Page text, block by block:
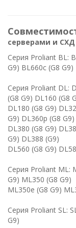
серверами и СХД
Серия Proliant BL:
G9) BL660c (G8 G9)
Серия Proliant DL:
(G8 G9) DL160 (G8
DL180 (G8 G9)
G9) DL360p (G8 G9)
DL380 (G8 G9)
G9) DL388 (G9)
DL560 (G8 G9)
Серия Proliant ML:
G9) ML350 (G8 G9)
ML350e (G8 G9)
Серия Proliant SL:
G9)